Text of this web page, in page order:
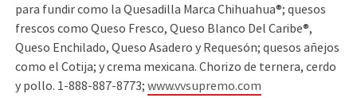
para fundir como la Quesadilla Marca Chihuahua®; quesos
frescos como Queso Fresco, Queso Blanco Del Caribe®,
Queso Enchilado, Queso Asadero y Requesón; quesos añejos
como el Cotija; y crema mexicana. Chorizo de ternera, cerdo
y pollo. 1-888-887-8773;www.vvsupremo.com